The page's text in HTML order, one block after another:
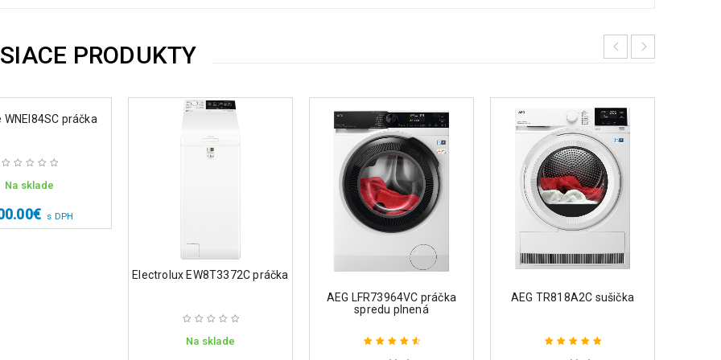
PRODUKTY
WNEI84SC práčka
Na sklade
€ s DPH
Electrolux EW8T3372C práčka
Na sklade
AEG LFR73964VC práčka
spredu plnená
AEG TR818A2C sušička